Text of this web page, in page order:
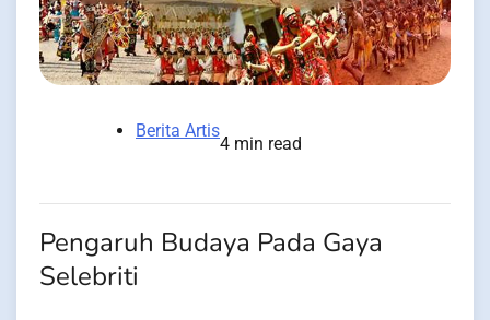
Berita Artis
4 min read
Pengaruh Budaya Pada Gaya
Selebriti